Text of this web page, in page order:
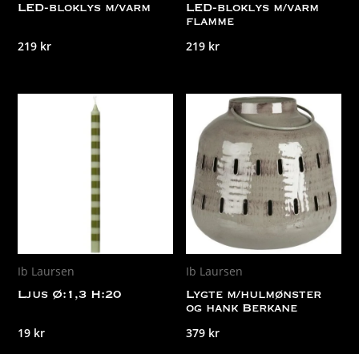
LED-bloklys m/varm
219 kr
LED-bloklys m/varm
flamme
219 kr
Ib Laursen
Ljus Ø:1,3 H:20
19 kr
Ib Laursen
Lygte m/hulmønster
og hank Berkane
379 kr